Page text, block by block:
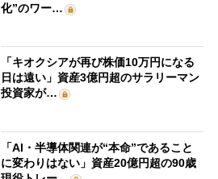
化”のワー…
「キオクシアが再び株価10万円になる
日は遠い」資産3億円超のサラリーマン
投資家が…
「AI・半導体関連が“本命”であること
に変わりはない」資産20億円超の90歳